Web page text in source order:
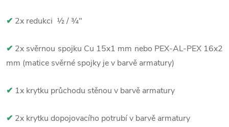
✔ 2x redukci ½ / ¾"
✔ 2x svěrnou spojku Cu 15x1 mm nebo PEX-AL-PEX 16x2
mm (matice svěrné spojky je v barvě armatury)
✔ 1x krytku průchodu stěnou v barvě armatury
✔ 2x krytku dopojovacího potrubí v barvě armatury